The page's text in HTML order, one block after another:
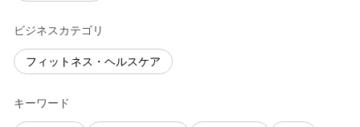
ビジネスカテゴリ
フィットネス・ヘルスケア
キーワード